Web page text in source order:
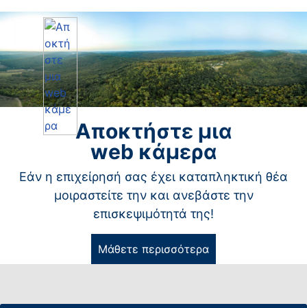
Αποκτήστε μια
web κάμερα
Εάν η επιχείρησή σας έχει καταπληκτική θέα
μοιραστείτε την και ανεβάστε την
επισκεψιμότητά της!
Μάθετε περισσότερα